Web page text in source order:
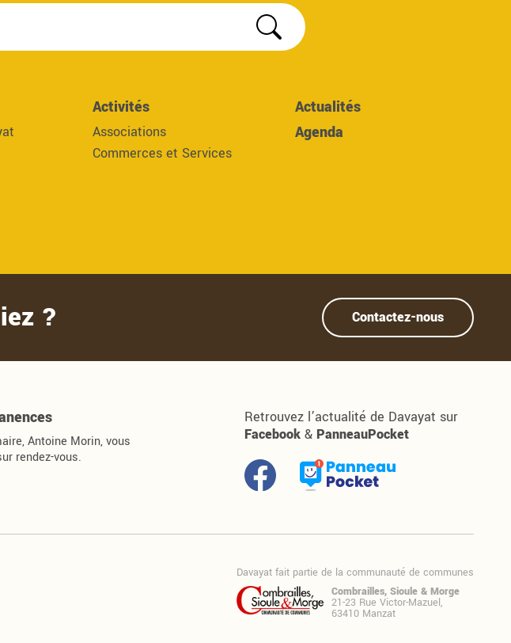
Rechercher
Activités
Associations
Commerces et Services
Actualités
Agenda
? Contactez-nous
Antoine Morin, vous
rendez-vous.
Retrouvez l’actualité de Davayat sur
Facebook & PanneauPocket
Davayat fait partie de la communauté de communes
Combrailles, Sioule & Morge
21-23 Rue Victor-Mazuel,
63410 Manzat